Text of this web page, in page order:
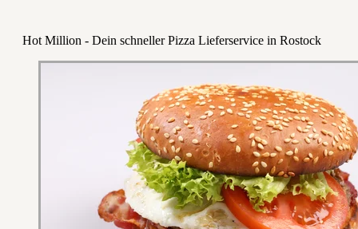
Hot Million - Dein schneller Pizza Lieferservice in Rostock